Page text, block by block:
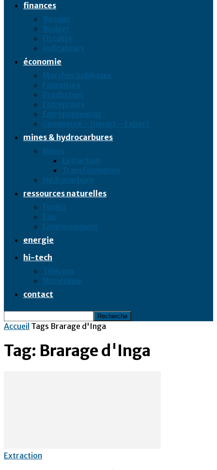
finances
Banque
Budget
Fiscalité
Indicateurs
économie
Marchés publiques
Fourniture
Production
Entreprises
Entrepreneuriat
Commerce – Import – Export
mines & hydrocarbures
Mines
Extraction
Transformation
Hydrocarbure
ressources naturelles
Forêts
Eau
Environnement
energie
hi-tech
Télécom
Numérique
contact
Accueil Tags Brarage d'Inga
Tag: Brarage d'Inga
Extraction